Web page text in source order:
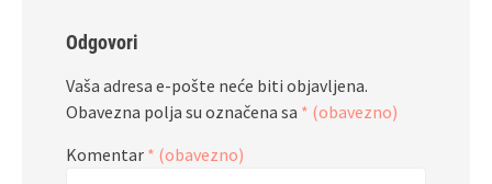
Odgovori
Vaša adresa e-pošte neće biti objavljena.
Obavezna polja su označena sa * (obavezno)
Komentar * (obavezno)